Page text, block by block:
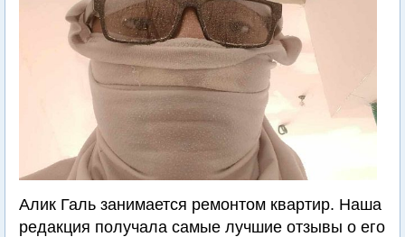
Алик Галь занимается ремонтом квартир. Наша
редакция получала самые лучшие отзывы о его